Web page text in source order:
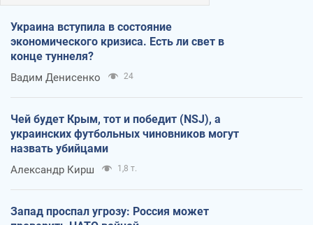
Украина вступила в состояние
экономического кризиса. Есть ли свет в
конце туннеля?
Вадим Денисенко 24
Чей будет Крым, тот и победит (NSJ), а
украинских футбольных чиновников могут
назвать убийцами
Александр Кирш 1,8 т.
Запад проспал угрозу: Россия может